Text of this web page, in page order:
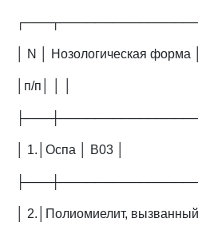
│ N │ Нозологическая форма
│п/п│ │ │
│ 1.│Оспа │ B03 │
│ 2.│Полиомиелит,